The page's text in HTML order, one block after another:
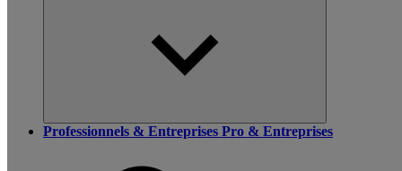
Professionnels & Entreprises Pro & Entreprises